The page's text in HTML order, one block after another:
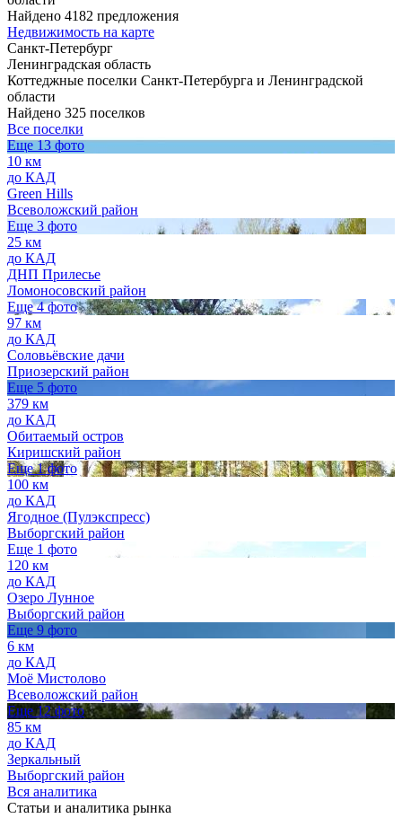
Найдено 4182 предложения
Недвижимость на карте
Санкт-Петербург
Ленинградская область
Коттеджные поселки Санкт-Петербурга и Ленинградской
области
Найдено 325 поселков
Все поселки
Еще 13 фото
10 км
до КАД
Green Hills
Всеволожский район
Еще 3 фото
25 км
до КАД
ДНП Прилесье
Ломоносовский район
Еще 4 фото
97 км
до КАД
Соловьёвские дачи
Приозерский район
Еще 5 фото
379 км
до КАД
Обитаемый остров
Киришский район
Еще 1 фото
100 км
до КАД
Ягодное (Пулэкспресс)
Выборгский район
Еще 1 фото
120 км
до КАД
Озеро Лунное
Выборгский район
Еще 9 фото
6 км
до КАД
Моё Мистолово
Всеволожский район
Еще 12 фото
85 км
до КАД
Зеркальный
Выборгский район
Вся аналитика
Статьи и аналитика рынка